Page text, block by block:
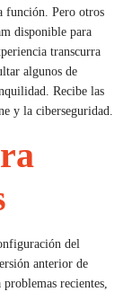
función. Pero otros
disponible para
transcurra
algunos de
Recibe las
y la ciberseguridad.
del
anterior de
recientes,